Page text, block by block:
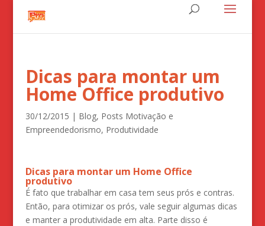
Dicas para montar um
Home Office produtivo
30/12/2015 | Blog, Posts Motivação e
Empreendedorismo, Produtividade
Dicas para montar um Home Office
produtivo
É fato que trabalhar em casa tem seus prós e contras.
Então, para otimizar os prós, vale seguir algumas dicas
e manter a produtividade em alta. Parte disso é